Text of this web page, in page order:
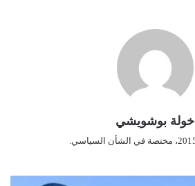
خولة بوشويشي